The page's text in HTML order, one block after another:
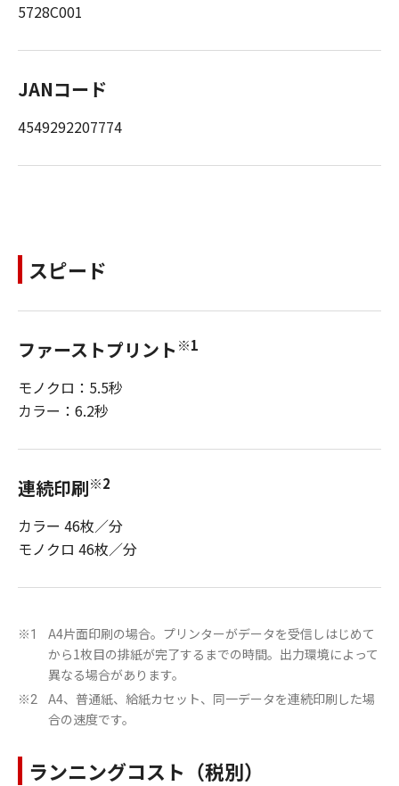
5728C001
JANコード
4549292207774
スピード
ファーストプリント ※1
モノクロ：5.5秒
カラー：6.2秒
連続印刷※2
カラー 46枚／分
モノクロ 46枚／分
※1
A4片面印刷の場合。プリンターがデータを受信しはじめて
から1枚目の排紙が完了するまでの時間。出力環境によって
異なる場合があります。
※2
A4、普通紙、給紙カセット、同一データを連続印刷した場
合の速度です。
ランニングコスト（税別）